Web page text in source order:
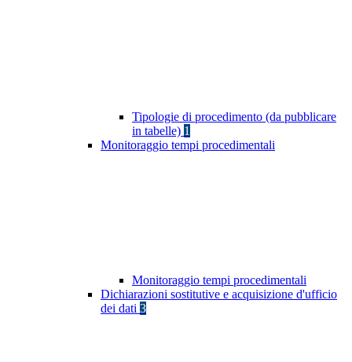
Tipologie di procedimento (da pubblicare
in tabelle) 1
Monitoraggio tempi procedimentali
Monitoraggio tempi procedimentali
Dichiarazioni sostitutive e acquisizione d'ufficio
dei dati 3